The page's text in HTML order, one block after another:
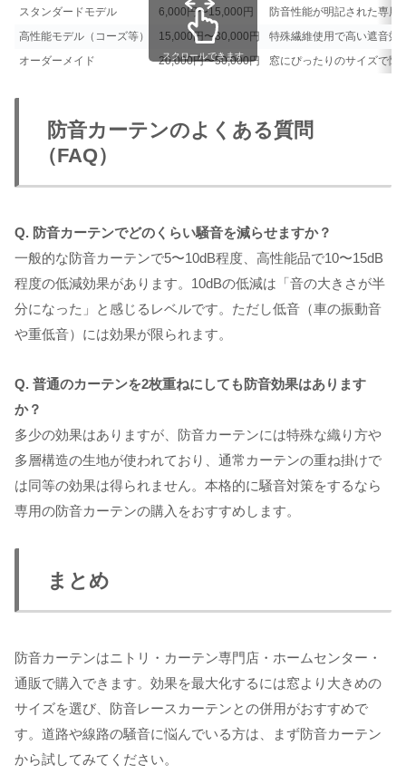
スタンダードモデル
6,000円〜15,000円
防音性能が明記された専用
高性能モデル（コーズ等）
15,000円〜30,000円
特殊繊維使用で高い遮音効
オーダーメイド
20,000円〜50,000円 窓にぴったりのサイズで隙
スクロールできます
防音カーテンのよくある質問
（FAQ）
Q. 防音カーテンでどのくらい騒音を減らせますか？
一般的な防音カーテンで5〜10dB程度、高性能品で10〜15dB
程度の低減効果があります。10dBの低減は「音の大きさが半
分になった」と感じるレベルです。ただし低音（車の振動音
や重低音）には効果が限られます。
Q. 普通のカーテンを2枚重ねにしても防音効果はあります
か？
多少の効果はありますが、防音カーテンには特殊な織り方や
多層構造の生地が使われており、通常カーテンの重ね掛けで
は同等の効果は得られません。本格的に騒音対策をするなら
専用の防音カーテンの購入をおすすめします。
まとめ
防音カーテンはニトリ・カーテン専門店・ホームセンター・
通販で購入できます。効果を最大化するには窓より大きめの
サイズを選び、防音レースカーテンとの併用がおすすめで
す。道路や線路の騒音に悩んでいる方は、まず防音カーテン
から試してみてください。